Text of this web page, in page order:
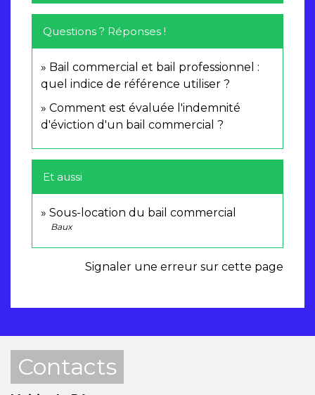
Questions ? Réponses !
Bail commercial et bail professionnel :
quel indice de référence utiliser ?
Comment est évaluée l'indemnité
d'éviction d'un bail commercial ?
Et aussi
Sous-location du bail commercial
Baux
Signaler une erreur sur cette page
Contacts